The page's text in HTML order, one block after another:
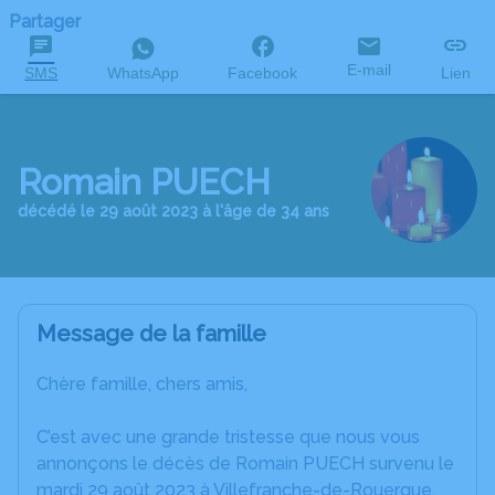
Partager
SMS WhatsApp Facebook E-mail Lien
Romain PUECH
décédé le 29 août 2023 à l'âge de 34 ans
Message de la famille
Chère famille, chers amis,
C’est avec une grande tristesse que nous vous
annonçons le décès de Romain PUECH survenu le
mardi 29 août 2023 à Villefranche-de-Rouergue.